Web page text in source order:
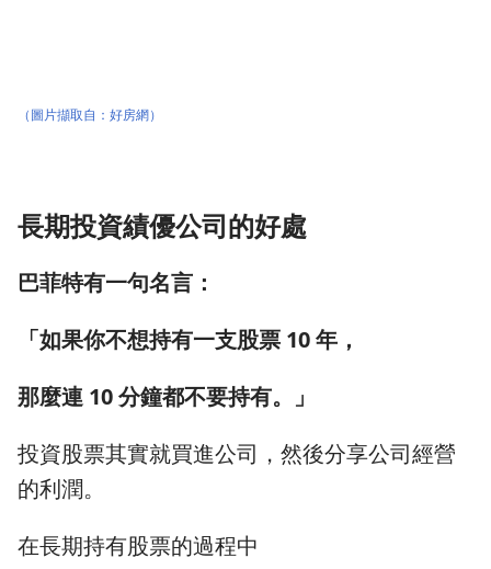
（圖片擷取自： 好房網）
長期投資績優公司的好處
巴菲特有一句名言：
「如果你不想持有一支股票 10 年，
那麼連 10 分鐘都不要持有。」
投資股票其實就買進公司，然後分享公司經營
的利潤。
在長期持有股票的過程中